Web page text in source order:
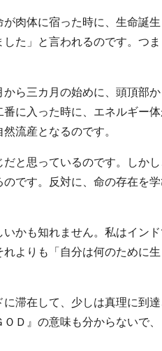
肉体に宿った時に、生命誕
た」と言われるのです。つ
ら三カ月の始めに、頭頂部
に入った時に、エネルギー
流産となるのです。
と思っているのです。しか
です。反対に、命の存在を
かも知れません。私はイン
よりも「自分は何のために
滞在して、少しは真理に到
Ｄ』の意味も分からないで